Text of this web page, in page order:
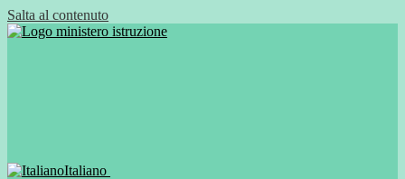
Salta al contenuto
Italiano